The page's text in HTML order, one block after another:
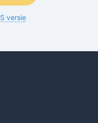
versie